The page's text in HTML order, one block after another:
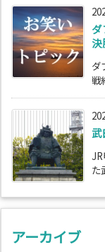
決
ダ
戦
武
た
アーカイブ